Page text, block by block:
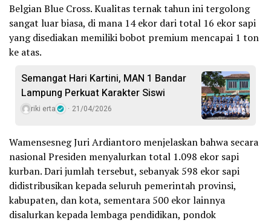
Belgian Blue Cross. Kualitas ternak tahun ini tergolong
sangat luar biasa, di mana 14 ekor dari total 16 ekor sapi
yang disediakan memiliki bobot premium mencapai 1 ton
ke atas.
Semangat Hari Kartini, MAN 1 Bandar
Lampung Perkuat Karakter Siswi
riki erta 21/04/2026
​Wamensesneg Juri Ardiantoro menjelaskan bahwa secara
nasional Presiden menyalurkan total 1.098 ekor sapi
kurban. Dari jumlah tersebut, sebanyak 598 ekor sapi
didistribusikan kepada seluruh pemerintah provinsi,
kabupaten, dan kota, sementara 500 ekor lainnya
disalurkan kepada lembaga pendidikan, pondok